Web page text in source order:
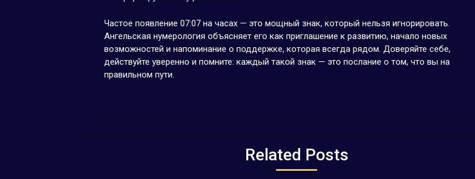
Частое появление 07:07 на часах — это мощный знак, который нельзя игнорировать.
Ангельская нумерология объясняет его как приглашение к развитию, начало новых
возможностей и напоминание о поддержке, которая всегда рядом. Доверяйте себе,
действуйте уверенно и помните: каждый такой знак — это послание о том, что вы на
правильном пути.
Related Posts